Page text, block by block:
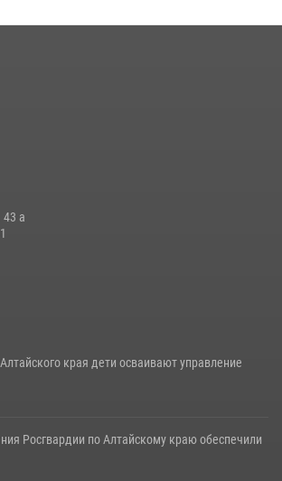
а
края дети осваивают управление
Росгвардии по Алтайскому краю обеспечили